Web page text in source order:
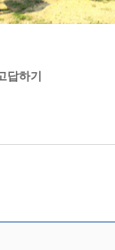
답하기